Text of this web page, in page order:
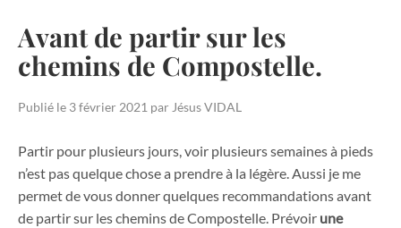
Avant de partir sur les
chemins de Compostelle.
Publié le 3 février 2021 par Jésus VIDAL
Partir pour plusieurs jours, voir plusieurs semaines à pieds
n’est pas quelque chose a prendre à la légère. Aussi je me
permet de vous donner quelques recommandations avant
de partir sur les chemins de Compostelle. Prévoir une